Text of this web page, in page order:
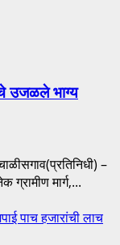
उजळले भाग्य
–
मार्ग,...
पाच हजारांची लाच